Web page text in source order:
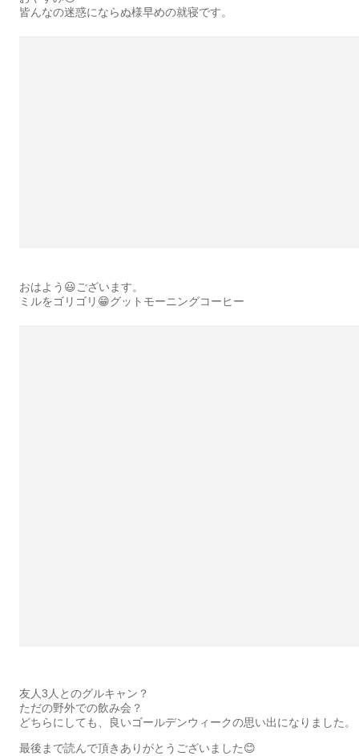
皆んなの迷惑にならぬ様早めの就寝です。
おはよう😃ございます。
ミルをゴリゴリ😁グットモーニングコーヒー
友人3人とのグルキャン？
ただの野外での飲み会？
どちらにしても、良いゴールデンウィークの思い出になりました。
最後まで読んで頂きありがとうございました😊